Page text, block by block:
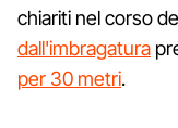
chiariti nel corso
dall'imbragatura
per 30 metri.